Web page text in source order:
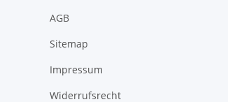
AGB
Sitemap
Impressum
Widerrufsrecht